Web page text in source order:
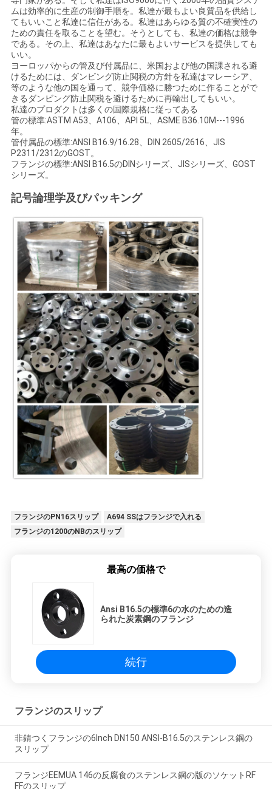
ムは効率的に生産の制御手順を。私達が最もよい良質品を供給し
てもいいこと私達に信任がある。私達はあらゆる質の不確実性の
ための責任を取ることを望む。そうとしても、私達の価格は競争
である。その上、私達はあなたに最もよいサービスを提供しても
いい。
ヨーロッパからの管及び付属品に、米国および他の国課される避
けるためには、ダンビング防止関税の方針を私達はマレーシア、
等のような他の国を通って、競争価格に勝つために作ることがで
きるダンビング防止関税を避けるために再輸出してもいい。
私達のプロダクトは多くの国際規格に従ってある
管の標準:ASTM A53、A106、API 5L、ASME B36.10M---1996
年。
管付属品の標準:ANSI B16.9/16.28、DIN 2605/2616、JIS
P2311/2312のGOST。
フランジの標準:ANSI B16.5のDINシリーズ、JISシリーズ、GOST
シリーズ。
記号論理学及びパッキング
フランジのPN16スリップ
A694 SSはフランジで入れる
フランジの1200のNBのスリップ
最高の価格で
Ansi B16.5の標準6の水のための造
られた炭素鋼のフランジ
続行
フランジのスリップ
非錆つくフランジの6Inch DN150 ANSI-B16.5のステンレス鋼の
スリップ
フランジEEMUA 146の反腐食のステンレス鋼の版のソケットRF
FFのスリップ